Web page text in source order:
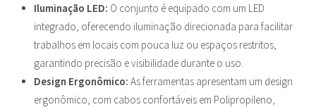
Iluminação LED: O conjunto é equipado com um LED
integrado, oferecendo iluminação direcionada para facilitar
trabalhos em locais com pouca luz ou espaços restritos,
garantindo precisão e visibilidade durante o uso.
Design Ergonômico: As ferramentas apresentam um design
ergonômico, com cabos confortáveis em Polipropileno,